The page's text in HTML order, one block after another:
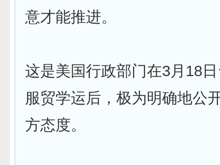
意才能推进。
这是美国行政部门在3月18
服贸学运后，极为明确地公
方态度。